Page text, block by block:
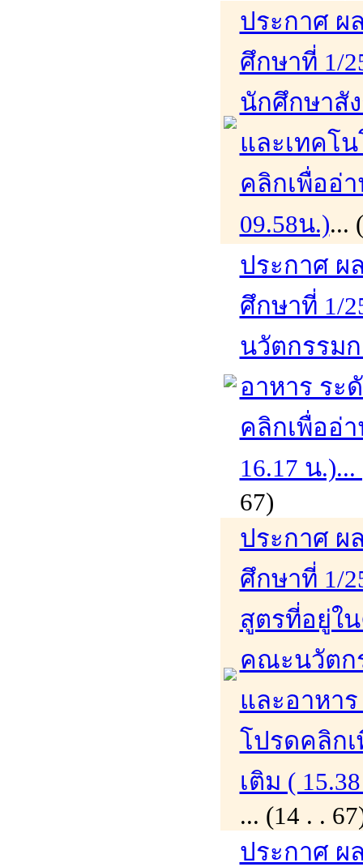
ประกาศ ผ
ศึกษาที่ 1/
นักศึกษาสั
และเทคโ
คลิกเพื่ออ่า
09.58น.)...
ประกาศ ผ
ศึกษาที่ 1/
นวัตกรรม
อาหาร ร
คลิกเพื่ออ่า
16.17 น
67)
ประกาศ ผ
ศึกษาที่ 1/
สูตรที่อยู่ใ
คณะนวัตก
และอาหา
โปรดคลิก
เติม (
... (14 . .
ประกาศ ผ